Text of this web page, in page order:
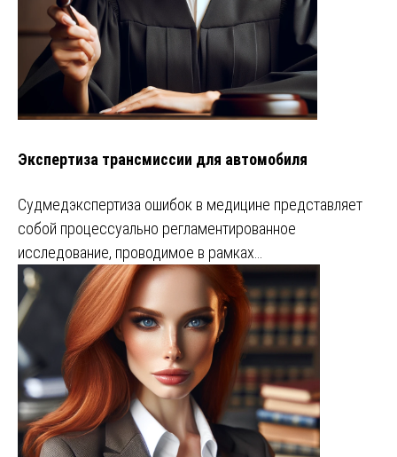
Экспертиза трансмиссии для автомобиля
Судмедэкспертиза ошибок в медицине представляет
собой процессуально регламентированное
исследование, проводимое в рамках…